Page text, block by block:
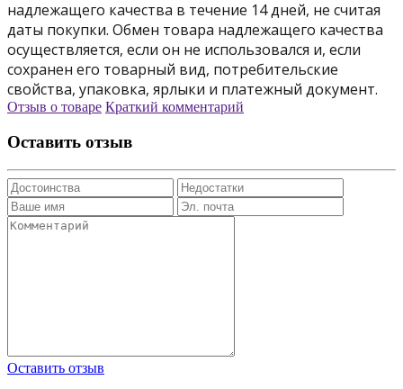
надлежащего качества в течение 14 дней, не считая
даты покупки. Обмен товара надлежащего качества
осуществляется, если он не использовался и, если
сохранен его товарный вид, потребительские
свойства, упаковка, ярлыки и платежный документ.
Отзыв о товаре Краткий комментарий
Оставить отзыв
Оставить отзыв